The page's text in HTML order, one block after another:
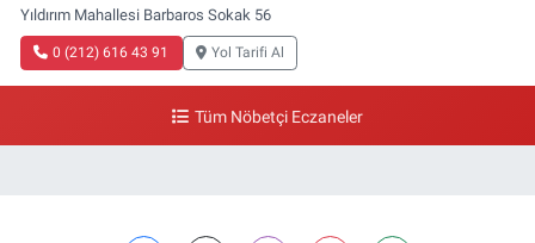
Yıldırım Mahallesi Barbaros Sokak 56
0 (212) 616 43 91 Yol Tarifi Al
Tüm Nöbetçi Eczaneler